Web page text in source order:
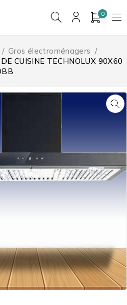
0
/ Gros électroménagers /
CUISINE TECHNOLUX 90X60